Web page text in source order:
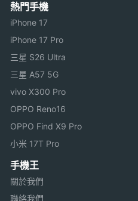
熱門手機
iPhone 17
iPhone 17 Pro
三星 S26 Ultra
三星 A57 5G
vivo X300 Pro
OPPO Reno16
OPPO Find X9 Pro
小米 17T Pro
手機王
關於我們
聯絡我們